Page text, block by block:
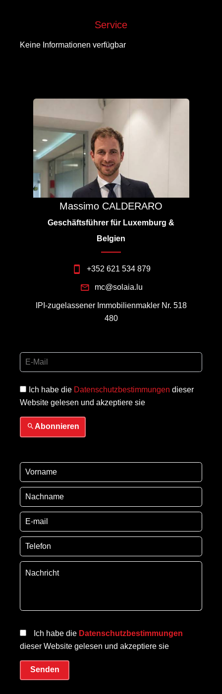
Service
Keine Informationen verfügbar
Massimo CALDERARO
Geschäftsführer für Luxemburg &
Belgien
+352 621 534 879
mc@solaia.lu
IPI-zugelassener Immobilienmakler Nr. 518
480
Ich habe die Datenschutzbestimmungen dieser
Website gelesen und akzeptiere sie
Abonnieren
Ich habe die Datenschutzbestimmungen
dieser Website gelesen und akzeptiere sie
Senden